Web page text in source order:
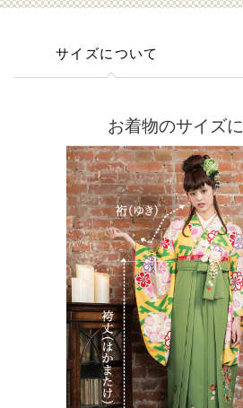
サイズについて
お着物のサイズ